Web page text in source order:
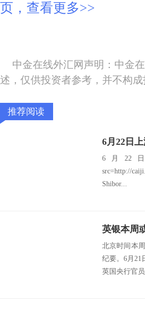
页，查看更多>>
中金在线外汇网声明：中金
述，仅供投资者参考，并不构
推荐阅读
6月22日
6月22
src=http://
Shibor...
英银本周
北京时间本
纪要。6月21
英国央行官